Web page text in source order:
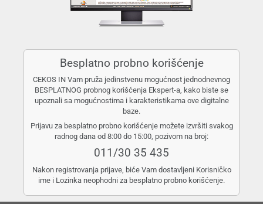
Besplatno probno korišćenje
CEKOS IN Vam pruža jedinstvenu mogućnost jednodnevnog
BESPLATNOG probnog korišćenja Ekspert-a, kako biste se
upoznali sa mogućnostima i karakteristikama ove digitalne
baze.
Prijavu za besplatno probno korišćenje možete izvršiti svakog
radnog dana od 8:00 do 15:00, pozivom na broj:
011/30 35 435
Nakon registrovanja prijave, biće Vam dostavljeni Korisničko
ime i Lozinka neophodni za besplatno probno korišćenje.